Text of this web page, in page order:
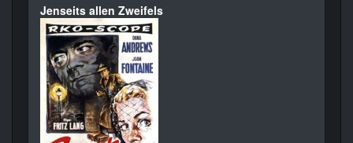
Jenseits allen Zweifels